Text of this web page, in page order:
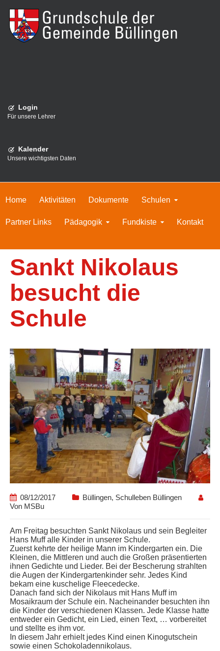
Login
Für unsere Lehrer
Kalender
Unsere wichtigsten Daten
Home Aktivitäten Dokumente Schulen
Partner Links Pädagogik Fundkiste Kontakt
Sankt Nikolaus
besucht die
Schule
08/12/2017 Büllingen, Schulleben Büllingen
Von MSBu
Am Freitag besuchten Sankt Nikolaus und sein Begleiter
Hans Muff alle Kinder in unserer Schule.
Zuerst kehrte der heilige Mann im Kindergarten ein. Die
Kleinen, die Mittleren und auch die Großen präsentierten
ihnen Gedichte und Lieder. Bei der Bescherung strahlten
die Augen der Kindergartenkinder sehr. Jedes Kind
bekam eine kuschelige Fleecedecke.
Danach fand sich der Nikolaus mit Hans Muff im
Mosaikraum der Schule ein. Nacheinander besuchten ihn
die Kinder der verschiedenen Klassen. Jede Klasse hatte
entweder ein Gedicht, ein Lied, einen Text, … vorbereitet
und stellte es ihm vor.
In diesem Jahr erhielt jedes Kind einen Kinogutschein
sowie einen Schokoladennikolaus.